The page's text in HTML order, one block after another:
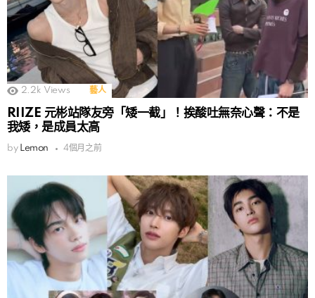
2.2k Views 藝人
RIIZE 元彬站隊友旁「矮一截」！挨酸吐無奈心聲：不是
我矮，是成員太高
by Lemon 4個月之前